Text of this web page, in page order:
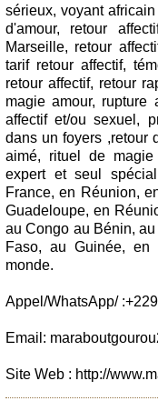
sérieux, voyant
d'amour, retour
Marseille, retour
tarif retour affectif,
retour affectif, retour
magie amour, rupture
affectif et/ou sexuel,
dans un foyers ,retour
aimé, rituel de magie
expert et seul
France, en Réunion,
Guadeloupe, en
au Congo au Bénin,
Faso, au Guinée,
monde.
Appel/WhatsApp/
Email:
Site Web : http://